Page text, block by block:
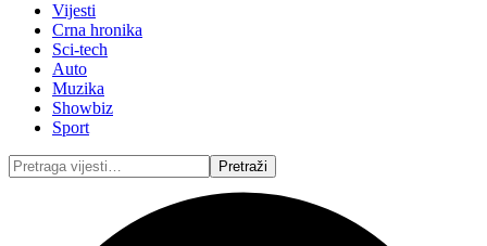
Vijesti
Crna hronika
Sci-tech
Auto
Muzika
Showbiz
Sport